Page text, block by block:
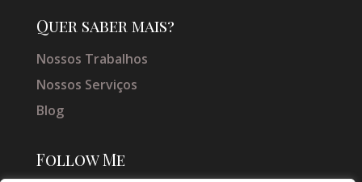
Quer saber mais?
Nossos Trabalhos
Nossos Serviços
Blog
Follow Me